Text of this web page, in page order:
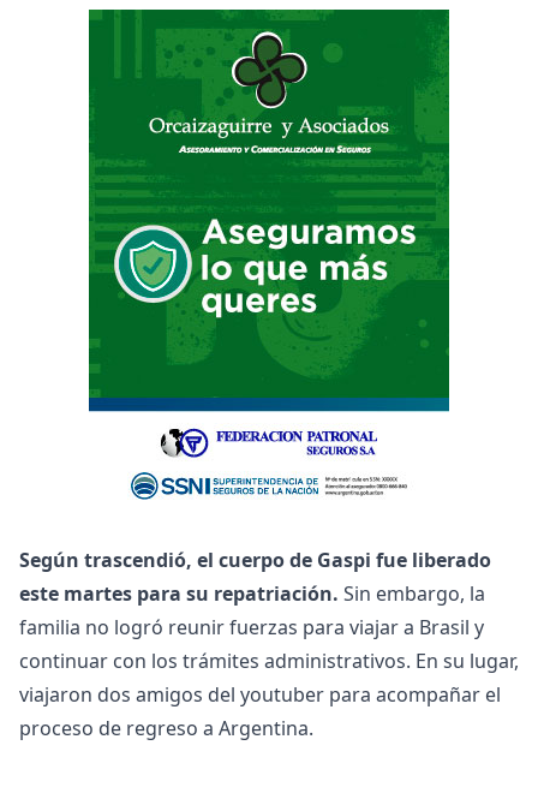
Según trascendió, el cuerpo de Gaspi fue liberado
este martes para su repatriación. Sin embargo, la
familia no logró reunir fuerzas para viajar a Brasil y
continuar con los trámites administrativos. En su lugar,
viajaron dos amigos del youtuber para acompañar el
proceso de regreso a Argentina.